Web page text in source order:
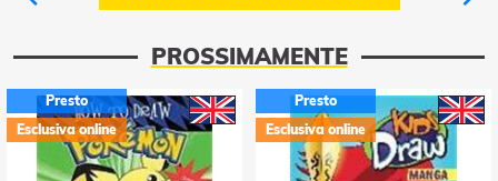
PROSSIMAMENTE
Presto
Esclusiva online
Presto
Esclusiva online